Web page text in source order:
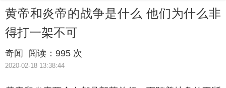
黄帝和炎帝的战争是什么 他们为什么非
得打一架不可
奇闻 阅读： 995 次
2020-02-18 13:38:44